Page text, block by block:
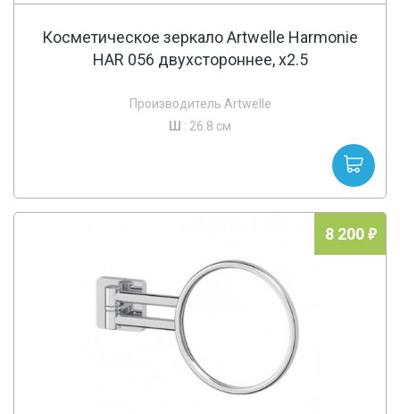
Косметическое зеркало Artwelle Harmonie
HAR 056 двухстороннее, x2.5
Производитель Artwelle
Ш : 26.8 см
8 200